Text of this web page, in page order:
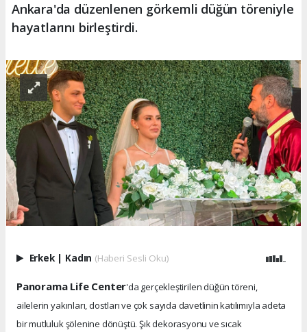
Ankara'da düzenlenen görkemli düğün töreniyle
hayatlarını birleştirdi.
Erkek | Kadın (Haberi Sesli Oku)
Panorama Life Center'da gerçekleştirilen düğün töreni,
ailelerin yakınları, dostları ve çok sayıda davetlinin katılımıyla adeta
bir mutluluk şölenine dönüştü. Şık dekorasyonu ve sıcak